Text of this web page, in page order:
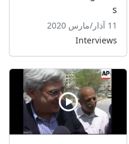
s
11 آذار/مارس 2020
Interviews